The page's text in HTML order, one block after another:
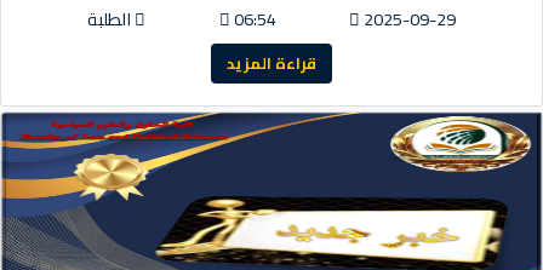
2025-09-29
06:54 الطلبة
قراءة المزيد